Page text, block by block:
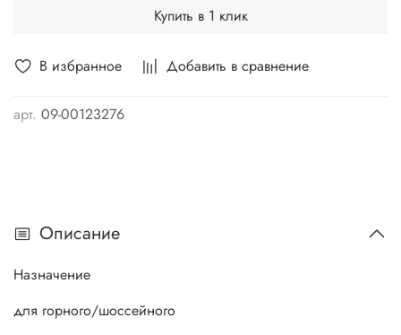
В избранное Добавить в сравнение
арт. 09-00123276
Купить в 1 клик
Описание
Назначение
для горного/шоссейного